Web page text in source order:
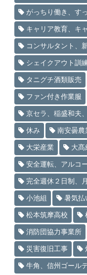
がっちり働き、す
キャリア教育、キ
コンサルタント、
シェイクアウト訓
タニグチ酒類販売
ファン付き作業服
京セラ、稲盛和夫
休み 南安曇農
大栄産業 大髙
安全運転、アルコ
完全週休２日制、
小池組 暑気払
松本筑摩高校
消防団協力事業所
災害復旧工事
牛角、信州ゴール